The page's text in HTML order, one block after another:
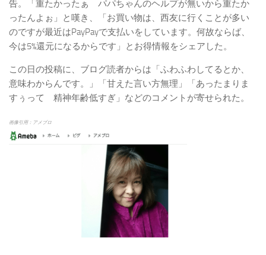
告。「重たかったぁ パパちゃんのヘルプが無いから重たか
ったんよぉ」と嘆き、「お買い物は、西友に行くことが多い
のですが最近はPayPayで支払いをしています。何故ならば、
今は5%還元になるからです」とお得情報をシェアした。
この日の投稿に、ブログ読者からは「ふわふわしてるとか、
意味わからんです。」「甘えた言い方無理」「あったまりま
すぅって 精神年齢低すぎ」などのコメントが寄せられた。
画像引用：アメブロ